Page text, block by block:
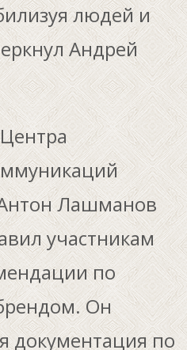
людей и
Андрей
Лашманов
участникам
по
Он
документация по